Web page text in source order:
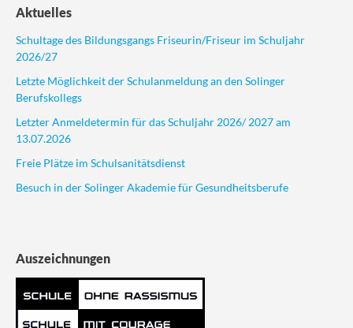
Aktuelles
Schultage des Bildungsgangs Friseurin/Friseur im Schuljahr
2026/27
Letzte Möglichkeit der Schulanmeldung an den Solinger
Berufskollegs
Letzter Anmeldetermin für das Schuljahr 2026/ 2027 am
13.07.2026
Freie Plätze im Schulsanitätsdienst
Besuch in der Solinger Akademie für Gesundheitsberufe
Auszeichnungen